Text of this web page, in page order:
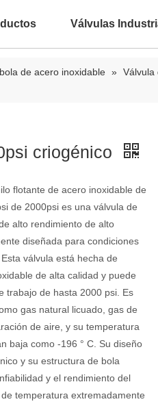
Válvulas
de acero inoxidable » Válvula
criogénico
flotante de acero inoxidable de
de 2000psi es una válvula de
alto rendimiento de alto
diseñada para condiciones
válvula está hecha de
de alta calidad y puede
trabajo de hasta 2000 psi. Es
gas natural licuado, gas de
de aire, y su temperatura
baja como -196 ° C. Su diseño
y su estructura de bola
y el rendimiento del
temperatura extremadamente